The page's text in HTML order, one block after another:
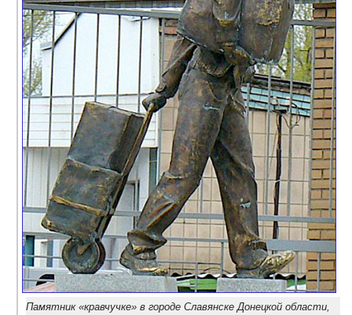
Памятник «кравчучке» в городе Славянске Донецкой области,